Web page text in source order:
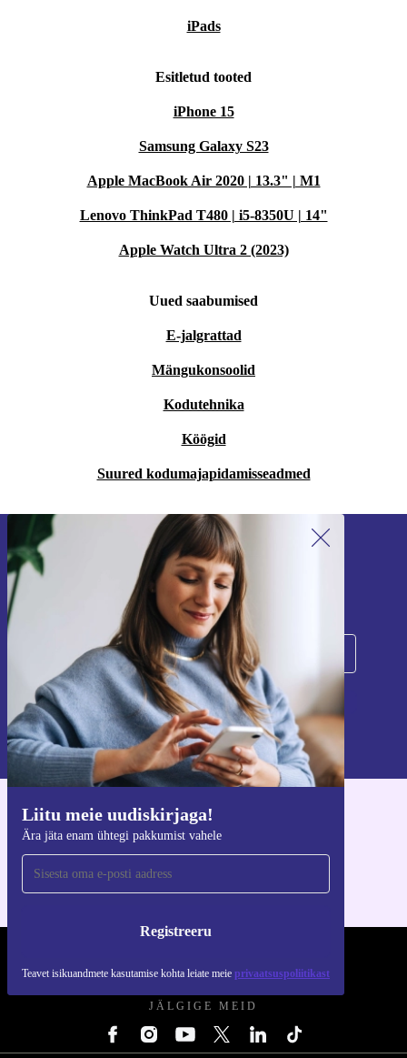
iPads
Esitletud tooted
iPhone 15
Samsung Galaxy S23
Apple MacBook Air 2020 | 13.3" | M1
Lenovo ThinkPad T480 | i5-8350U | 14"
Apple Watch Ultra 2 (2023)
Uued saabumised
E-jalgrattad
Mängukonsoolid
Kodutehnika
Köögid
Suured kodumajapidamisseadmed
Liitu meie uudiskirjaga!
Ära jäta enam ühtegi pakkumist vahele
Registreeru
Teavet isikuandmete kasutamise kohta leiate meie privaatsuspoliitikast
Liitu meie uudiskirjaga!
Ära jäta enam ühtegi pakkumist vahele.
Registreeru
Teavet isikuandmete kasutamise kohta leiate meie
privaatsuspoliitikast.
Hangi refurbed rakendus
iOS-i ja Androidi jaoks
JÄLGIGE MEID